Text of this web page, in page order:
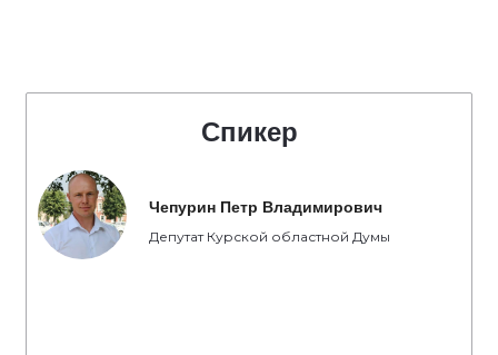
Спикер
Чепурин Петр Владимирович
Депутат Курской областной Думы